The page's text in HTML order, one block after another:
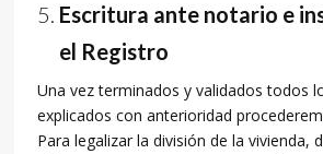
Escritura ante notario e
el Registro
Una vez terminados y validados todos
explicados con anterioridad
Para legalizar la división de la vivienda,